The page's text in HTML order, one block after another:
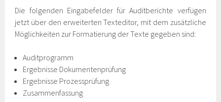
Die folgenden Eingabefelder für Auditberichte verfügen
jetzt über den erweiterten Texteditor, mit dem zusätzliche
Möglichkeiten zur Formatierung der Texte gegeben sind:
Auditprogramm
Ergebnisse Dokumentenprüfung
Ergebnisse Prozessprüfung
Zusammenfassung